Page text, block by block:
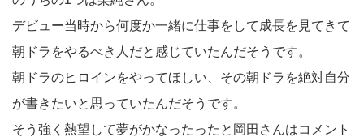
デビュー当時から何度か一緒に仕事をして成長を見てきて
朝ドラをやるべき人だと感じていたんだそうです。
朝ドラのヒロインをやってほしい、その朝ドラを絶対自分
が書きたいと思っていたんだそうです。
そう強く熱望して夢がかなったったと岡田さんはコメント